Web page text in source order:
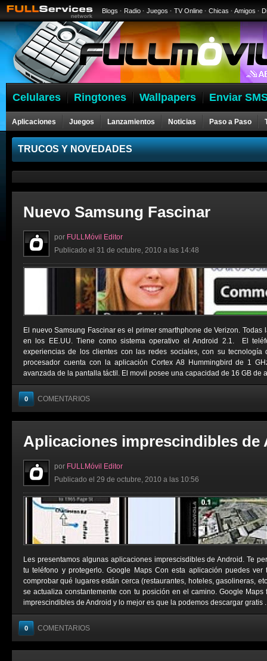
Blogs · Radio · Juegos · TV Online · Chicas · Amigos ·
Celulares Ringtones Wallpapers Enviar
Aplicaciones Juegos Lanzamientos Noticias Paso a Paso
Celulares
TRUCOS Y NOVEDADES
Nuevo Samsung Fascinar
por FULLMóvil Editor
Publicado el 31 de octubre, 2010 a las 14:48
El nuevo Samsung Fascinar es el primer smarthphone de Verizon.
en los EE.UU. Tiene como sistema operativo el Android 2.1. El
experiencias de los clientes con las redes sociales, con su tecnología
procesador cuenta con la aplicación Cortex A8 Hummingbird de 1
avanzada de la pantalla táctil. El movil posee una capacidad de 16 GB de
0 COMENTARIOS
Aplicaciones imprescindibles de
por FULLMóvil Editor
Publicado el 29 de octubre, 2010 a las 10:56
Les presentamos algunas aplicaciones imprescisdibles de Android. Te
tu teléfono y protegerlo. Google Maps Con esta aplicación puedes
comprobar qué lugares están cerca (restaurantes, hoteles, gasolineras,
se actualiza constantemente con tu posición en el camino. Google
imprescindibles de Android y lo mejor es que la podemos descargar gratis
0 COMENTARIOS